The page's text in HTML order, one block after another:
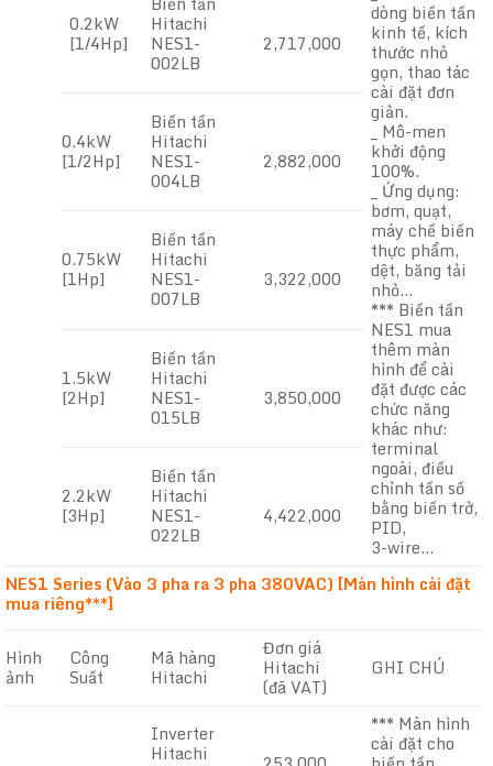
0.2kW
[1/4Hp]
Hitachi
NES1-
002LB
2,717,000
dòng biến tần
kinh tế, kích
thước nhỏ
gọn, thao tác
cài đặt đơn
giản.
_ Mô-men
khởi động
100%.
_ Ứng dụng:
bơm, quạt,
máy chế biến
thực phẩm,
dệt, băng tải
nhỏ…
*** Biến tần
NES1 mua
thêm màn
hình để cài
đặt được các
chức năng
khác như:
terminal
ngoài, điều
chỉnh tần số
bằng biến trở,
PID,
3-wire…
0.4kW
[1/2Hp]
Biến tần
Hitachi
NES1-
004LB
2,882,000
0.75kW
[1Hp]
Biến tần
Hitachi
NES1-
007LB
3,322,000
1.5kW
[2Hp]
Biến tần
Hitachi
NES1-
015LB
3,850,000
2.2kW
[3Hp]
Biến tần
Hitachi
NES1-
022LB
4,422,000
NES1 Series (Vào 3 pha ra 3 pha 380VAC) [Màn hình cài đặt
mua riêng***]
Hình
ảnh
Công
Suất
Mã hàng
Hitachi
Đơn giá
Hitachi
(đã VAT)
GHI CHÚ
Inverter
Hitachi
*** Màn hình
cài đặt cho